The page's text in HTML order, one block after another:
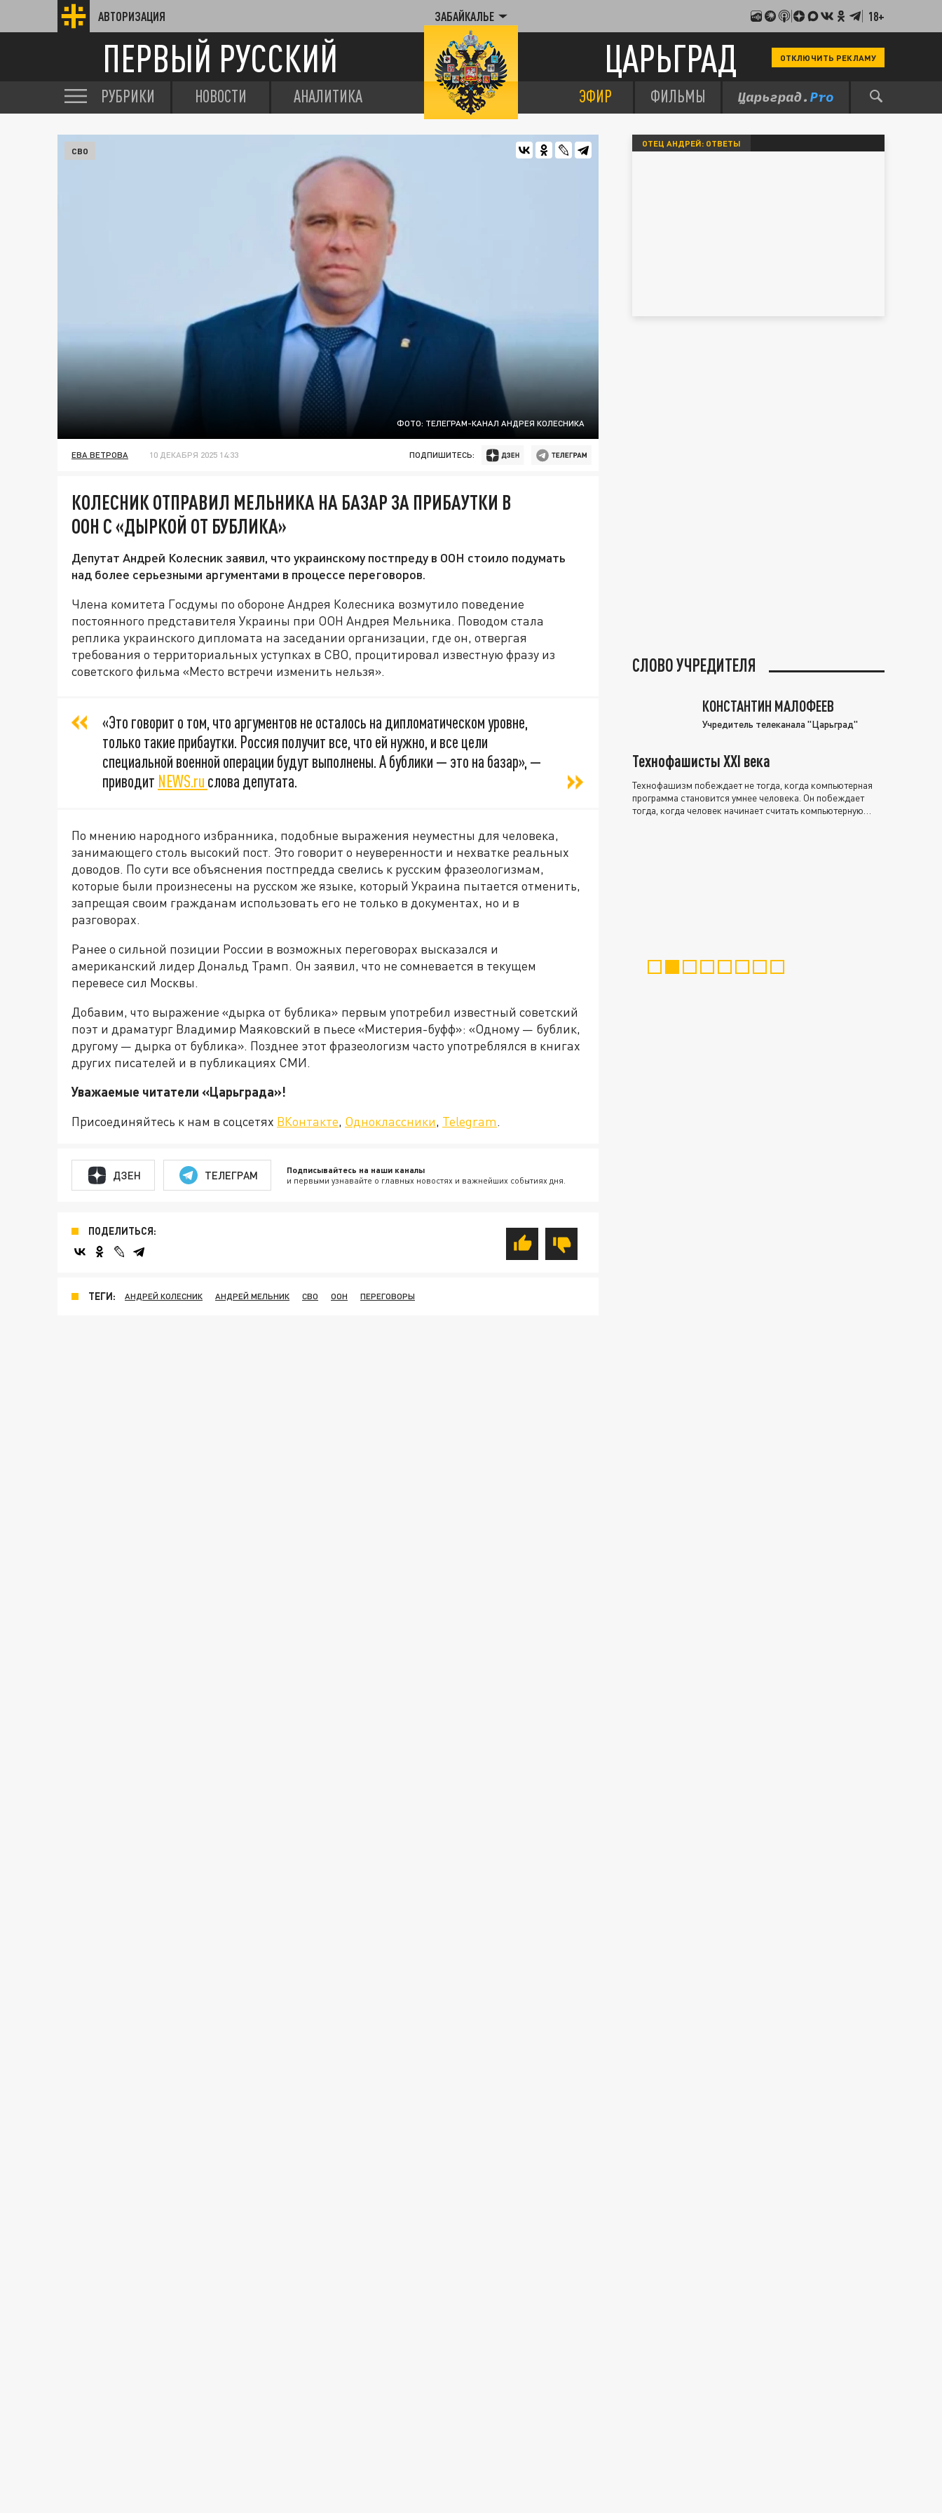
АВТОРИЗАЦИЯ ЗАБАЙКАЛЬЕ 18+
ПЕРВЫЙ РУССКИЙ ЦАРЬГРАД ОТКЛЮЧИТЬ РЕКЛАМУ
РУБРИКИ НОВОСТИ АНАЛИТИКА ЭФИР ФИЛЬМЫ
ФОТО: ТЕЛЕГРАМ-КАНАЛ АНДРЕЯ КОЛЕСНИКА
СВО
ЕВА ВЕТРОВА 10 ДЕКАБРЯ 2025 14:33 ПОДПИШИТЕСЬ:
КОЛЕСНИК ОТПРАВИЛ МЕЛЬНИКА НА БАЗАР ЗА ПРИБАУТКИ В
ООН С «ДЫРКОЙ ОТ БУБЛИКА»
Депутат Андрей Колесник заявил, что украинскому постпреду в ООН стоило подумать
над более серьезными аргументами в процессе переговоров.
Члена комитета Госдумы по обороне Андрея Колесника возмутило поведение
постоянного представителя Украины при ООН Андрея Мельника. Поводом стала
реплика украинского дипломата на заседании организации, где он, отвергая
требования о территориальных уступках в СВО, процитировал известную фразу из
советского фильма «Место встречи изменить нельзя».
«Это говорит о том, что аргументов не осталось на дипломатическом уровне,
только такие прибаутки. Россия получит все, что ей нужно, и все цели
специальной военной операции будут выполнены. А бублики — это на базар», —
приводит NEWS.ru слова депутата.
По мнению народного избранника, подобные выражения неуместны для человека,
занимающего столь высокий пост. Это говорит о неуверенности и нехватке реальных
доводов. По сути все объяснения постпредда свелись к русским фразеологизмам,
которые были произнесены на русском же языке, который Украина пытается отменить,
запрещая своим гражданам использовать его не только в документах, но и в
разговорах.
Ранее о сильной позиции России в возможных переговорах высказался и
американский лидер Дональд Трамп. Он заявил, что не сомневается в текущем
перевесе сил Москвы.
Добавим, что выражение «дырка от бублика» первым употребил известный советский
поэт и драматург Владимир Маяковский в пьесе «Мистерия-буфф»: «Одному — бублик,
другому — дырка от бублика». Позднее этот фразеологизм часто употреблялся в книгах
других писателей и в публикациях СМИ.
Уважаемые читатели «Царьграда»!
Присоединяйтесь к нам в соцсетях ВКонтакте, Одноклассники, Telegram.
ДЗЕН ТЕЛЕГРАМ Подписывайтесь на наши каналы
и первыми узнавайте о главных новостях и важнейших событиях дня.
ПОДЕЛИТЬСЯ:
ТЕГИ: АНДРЕЙ КОЛЕСНИК АНДРЕЙ МЕЛЬНИК СВО ООН ПЕРЕГОВОРЫ
ОТЕЦ АНДРЕЙ: ОТВЕТЫ
СЛОВО УЧРЕДИТЕЛЯ
КОНСТАНТИН МАЛОФЕЕВ
Учредитель телеканала "Царьград"
Технофашисты XXI века
Технофашизм побеждает не тогда, когда компьютерная
программа становится умнее человека. Он побеждает
тогда, когда человек начинает считать компьютерную